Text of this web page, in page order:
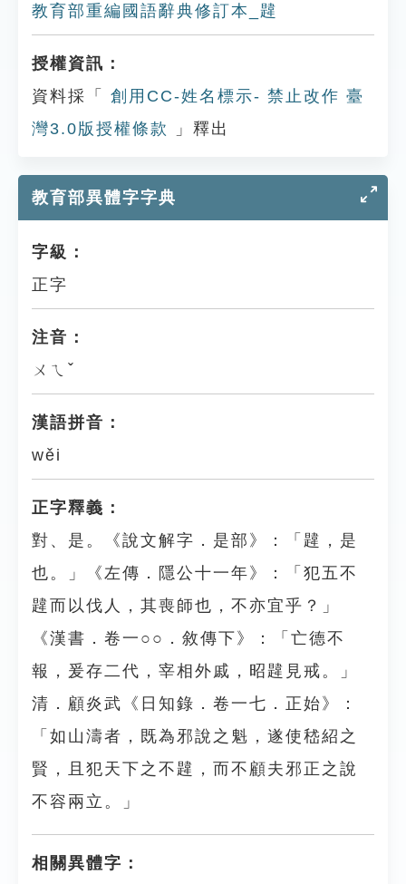
教育部重編國語辭典修訂本_韙
授權資訊：
資料採「
創用CC-姓名標示- 禁止改作 臺
灣3.0版授權條款
」釋出
教育部異體字字典
字級：
正字
注音：
ㄨㄟˇ
漢語拼音：
wěi
正字釋義：
對、是。《說文解字．是部》：「韙，是
也。」《左傳．隱公十一年》：「犯五不
韙而以伐人，其喪師也，不亦宜乎？」
《漢書．卷一○○．敘傳下》：「亡德不
報，爰存二代，宰相外戚，昭韙見戒。」
清．顧炎武《日知錄．卷一七．正始》：
「如山濤者，既為邪說之魁，遂使嵇紹之
賢，且犯天下之不韙，而不顧夫邪正之說
不容兩立。」
相關異體字：